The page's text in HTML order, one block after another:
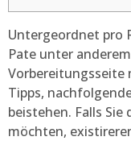
Untergeordnet pro
Pate unter
Vorbereitungsseite
Tipps,
beistehen. Falls Sie
möchten,